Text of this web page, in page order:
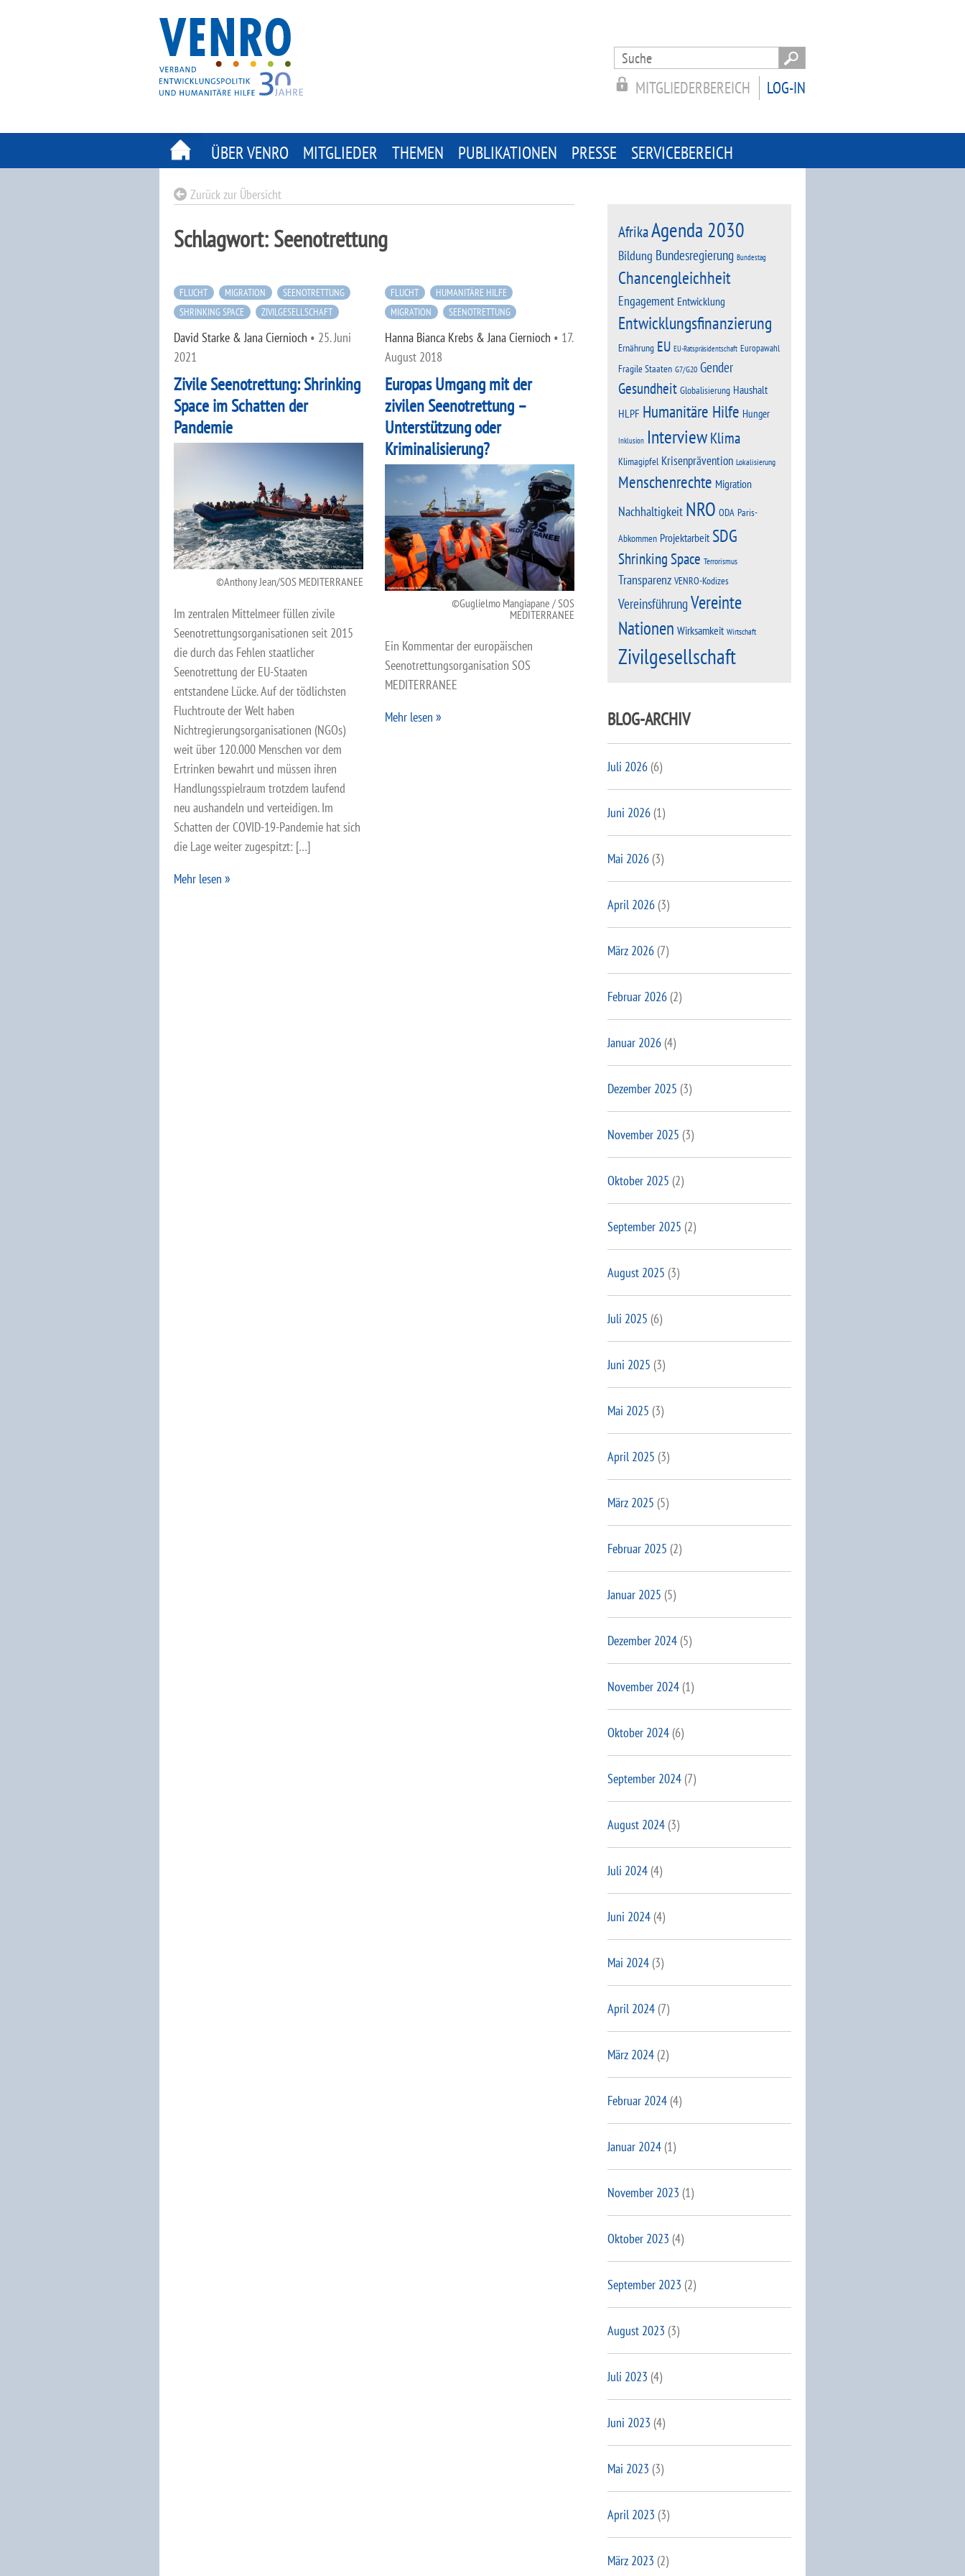
Search
for:
LOG-IN
MITGLIEDERBEREICH
ÜBER VENRO MITGLIEDER THEMEN PUBLIKATIONEN PRESSE SERVICEBEREICH
Zurück zur Übersicht
Schlagwort:Seenotrettung
FLUCHT MIGRATION
SEENOTRETTUNG
SHRINKING SPACE
ZIVILGESELLSCHAFT
David Starke & Jana Ciernioch • 25. Juni
2021
Zivile Seenotrettung: Shrinking
Space im Schatten der
Pandemie
Anthony Jean/SOS MEDITERRANEE
Im zentralen Mittelmeer füllen zivile
Seenotrettungsorganisationen seit 2015
die durch das Fehlen staatlicher
Seenotrettung der EU-Staaten
entstandene Lücke. Auf der tödlichsten
Fluchtroute der Welt haben
Nichtregierungsorganisationen (NGOs)
weit über 120.000 Menschen vor dem
Ertrinken bewahrt und müssen ihren
Handlungsspielraum trotzdem laufend
neu aushandeln und verteidigen. Im
Schatten der COVID-19-Pandemie hat sich
die Lage weiter zugespitzt: […]
Mehr lesen
FLUCHT
HUMANITÄRE HILFE
MIGRATION
SEENOTRETTUNG
Hanna Bianca Krebs & Jana Ciernioch • 17.
August 2018
Europas Umgang mit der
zivilen Seenotrettung –
Unterstützung oder
Kriminalisierung?
Guglielmo Mangiapane / SOS
MEDITERRANEE
Ein Kommentar der europäischen
Seenotrettungsorganisation SOS
MEDITERRANEE
Mehr lesen
AfrikaAgenda 2030
Bildung Bundesregierung Bundestag
Chancengleichheit
Engagement Entwicklung
Entwicklungsfinanzierung
Ernährung EU EU-Ratspräsidentschaft Europawahl
Fragile Staaten G7/G20 Gender
Gesundheit Globalisierung Haushalt
HLPF Humanitäre Hilfe Hunger
Inklusion Interview Klima
Klimagipfel Krisenprävention Lokalisierung
Menschenrechte Migration
Nachhaltigkeit NRO ODA Paris-
Abkommen Projektarbeit SDG
Shrinking Space Terrorismus
Transparenz VENRO-Kodizes
VereinsführungVereinte
Nationen Wirksamkeit Wirtschaft
Zivilgesellschaft
BLOG-ARCHIV
Juli 2026(6)
Juni 2026(1)
Mai 2026(3)
April 2026(3)
März 2026(7)
Februar 2026(2)
Januar 2026(4)
Dezember 2025 (3)
November 2025 (3)
Oktober 2025 (2)
September 2025 (2)
August 2025 (3)
Juli 2025 (6)
Juni 2025 (3)
Mai 2025 (3)
April 2025 (3)
März 2025 (5)
Februar 2025 (2)
Januar 2025 (5)
Dezember 2024(5)
November 2024(1)
Oktober 2024(6)
September 2024(7)
August 2024(3)
Juli 2024(4)
Juni 2024(4)
Mai 2024(3)
April 2024(7)
März 2024(2)
Februar 2024(4)
Januar 2024(1)
November 2023 (1)
Oktober 2023 (4)
September 2023 (2)
August 2023 (3)
Juli 2023 (4)
Juni 2023 (4)
Mai 2023 (3)
April 2023 (3)
März 2023 (2)